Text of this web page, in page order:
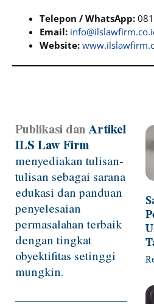
Telepon / WhatsApp:
Email:
Website:
Publikasi danArtikel
ILS Law Firm
menyediakan tulisan-
tulisan sebagai sarana
edukasi dan panduan
penyelesaian
permasalahan terbaik
dengan tingkat
obyektifitas setinggi
mungkin.